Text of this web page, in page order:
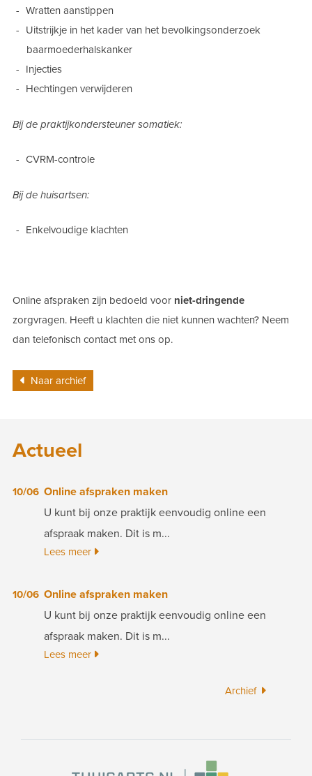
Wratten aanstippen
Uitstrijkje in het kader van het bevolkingsonderzoek
baarmoederhalskanker
Injecties
Hechtingen verwijderen
Bij de praktijkondersteuner somatiek:
CVRM-controle
Bij de huisartsen:
Enkelvoudige klachten
Online afspraken zijn bedoeld voor niet-dringende
zorgvragen. Heeft u klachten die niet kunnen wachten? Neem
dan telefonisch contact met ons op.
Naar archief
Actueel
10/06 Online afspraken maken
U kunt bij onze praktijk eenvoudig online een
afspraak maken. Dit is m...
Lees meer
10/06 Online afspraken maken
U kunt bij onze praktijk eenvoudig online een
afspraak maken. Dit is m...
Lees meer
Archief